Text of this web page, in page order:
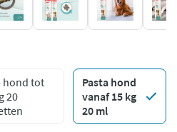
hond tot
20
Pasta hond
vanaf 15 kg
20 ml